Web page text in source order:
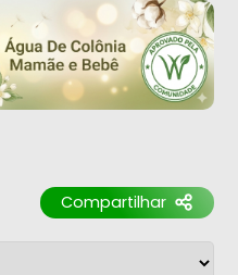
Compartilhar